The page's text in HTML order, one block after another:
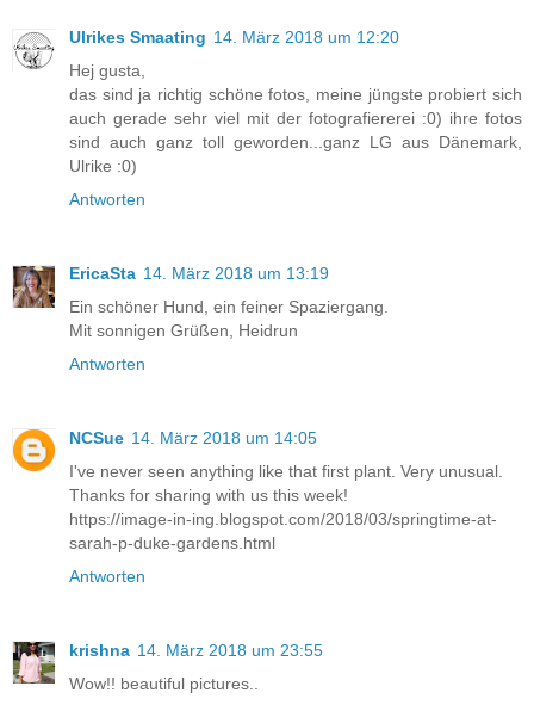
Ulrikes Smaating 14. März 2018 um 12:20
Hej gusta,
das sind ja richtig schöne fotos, meine jüngste probiert sich
auch gerade sehr viel mit der fotografiererei :0) ihre fotos
sind auch ganz toll geworden...ganz LG aus Dänemark,
Ulrike :0)
Antworten
EricaSta 14. März 2018 um 13:19
Ein schöner Hund, ein feiner Spaziergang.
Mit sonnigen Grüßen, Heidrun
Antworten
NCSue 14. März 2018 um 14:05
I've never seen anything like that first plant. Very unusual.
Thanks for sharing with us this week!
https://image-in-ing.blogspot.com/2018/03/springtime-at-
sarah-p-duke-gardens.html
Antworten
krishna 14. März 2018 um 23:55
Wow!! beautiful pictures..